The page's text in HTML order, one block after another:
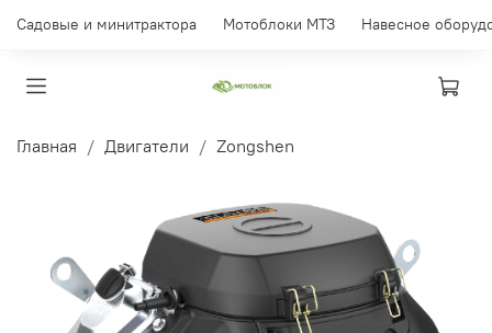
Садовые и минитрактора Мотоблоки МТЗ Навесное
Главная Двигатели Zongshen